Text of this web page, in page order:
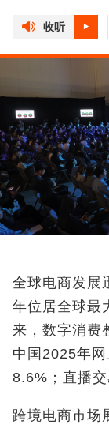
收听
全球电商发展
年位居全球最
来，数字消费
中国2025年
8.6%；直播
跨境电商市场